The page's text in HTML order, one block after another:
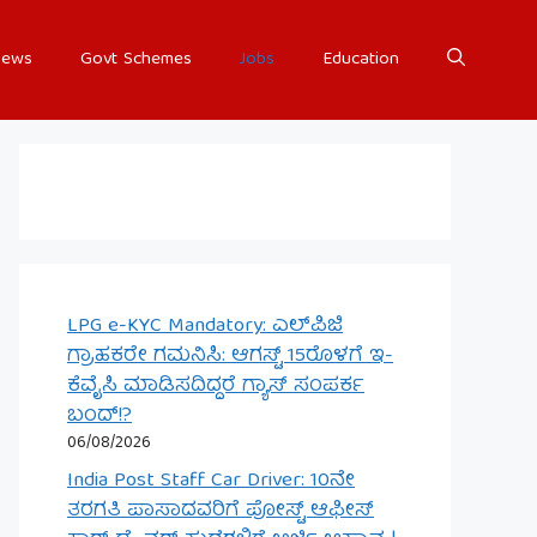
Govt Schemes Jobs Education
LPG e-KYC Mandatory: ಎಲ್‌ಪಿಜಿ
ಗ್ರಾಹಕರೇ ಗಮನಿಸಿ: ಆಗಸ್ಟ್ 15ರೊಳಗೆ ಇ-
ಕೆವೈಸಿ ಮಾಡಿಸದಿದ್ದರೆ ಗ್ಯಾಸ್ ಸಂಪರ್ಕ
ಬಂದ್!?
06/08/2026
India Post Staff Car Driver: 10ನೇ
ತರಗತಿ ಪಾಸಾದವರಿಗೆ ಪೋಸ್ಟ್ ಆಫೀಸ್